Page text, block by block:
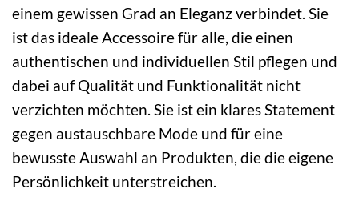
einem gewissen Grad an Eleganz verbindet. Sie
ist das ideale Accessoire für alle, die einen
authentischen und individuellen Stil pflegen und
dabei auf Qualität und Funktionalität nicht
verzichten möchten. Sie ist ein klares Statement
gegen austauschbare Mode und für eine
bewusste Auswahl an Produkten, die die eigene
Persönlichkeit unterstreichen.